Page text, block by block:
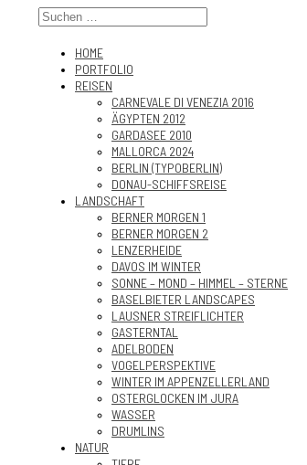
HOME
PORTFOLIO
REISEN
CARNEVALE DI VENEZIA 2016
ÄGYPTEN 2012
GARDASEE 2010
MALLORCA 2024
BERLIN (TYPOBERLIN)
DONAU-SCHIFFSREISE
LANDSCHAFT
BERNER MORGEN 1
BERNER MORGEN 2
LENZERHEIDE
DAVOS IM WINTER
SONNE – MOND – HIMMEL – STERNE
BASELBIETER LANDSCAPES
LAUSNER STREIFLICHTER
GASTERNTAL
ADELBODEN
VOGELPERSPEKTIVE
WINTER IM APPENZELLERLAND
OSTERGLOCKEN IM JURA
WASSER
DRUMLINS
NATUR